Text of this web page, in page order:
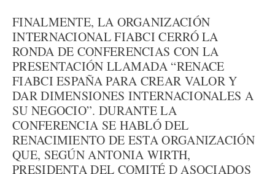
FINALMENTE, LA ORGANIZACIÓN
INTERNACIONAL FIABCI CERRÓ LA
RONDA DE CONFERENCIAS CON LA
PRESENTACIÓN LLAMADA “RENACE
FIABCI ESPAÑA PARA CREAR VALOR Y
DAR DIMENSIONES INTERNACIONALES A
SU NEGOCIO”. DURANTE LA
CONFERENCIA SE HABLÓ DEL
RENACIMIENTO DE ESTA ORGANIZACIÓN
QUE, SEGÚN ANTONIA WIRTH,
PRESIDENTA DEL COMITÉ D ASOCIADOS